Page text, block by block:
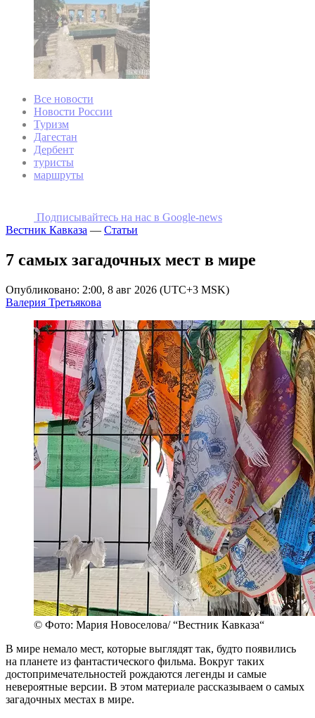
Все новости
Новости России
Туризм
Дагестан
Дербент
туристы
маршруты
Подписывайтесь на наc в Google-news
Вестник Кавказа — Статьи
7 самых загадочных мест в мире
Опубликовано: 2:00, 8 авг 2026 (UTC+3 MSK)
Валерия Третьякова
© Фото: Мария Новоселова/ “Вестник Кавказа“
В мире немало мест, которые выглядят так, будто появились
на планете из фантастического фильма. Вокруг таких
достопримечательностей рождаются легенды и самые
невероятные версии. В этом материале рассказываем о самых
загадочных местах в мире.